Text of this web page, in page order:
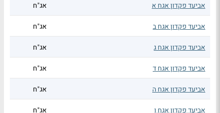
אביעד פקדון אגח א
אג"ח
אביעד פקדון אגח ב אג"ח
אביעד פקדון אגח ג אג"ח
אביעד פקדון אגח ד אג"ח
אביעד פקדון אגח ה אג"ח
אביעד פקדון אגח ו אג"ח